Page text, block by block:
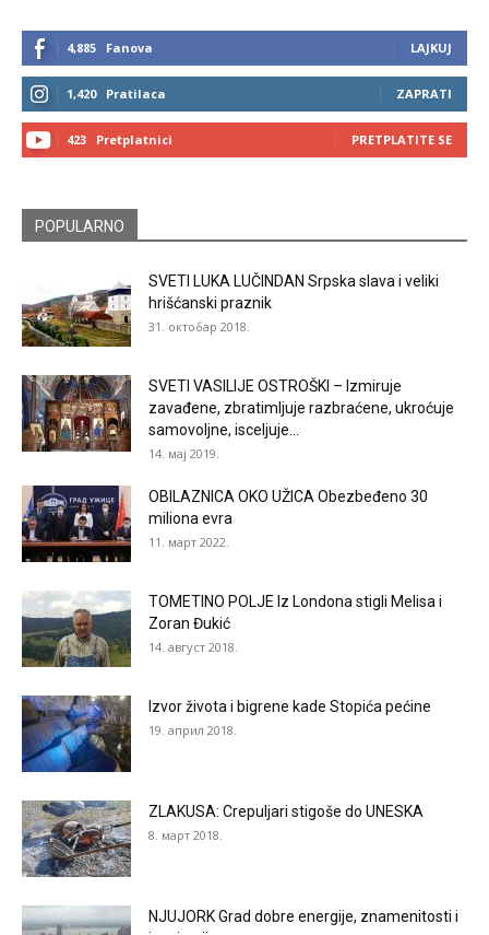
4,885 Fanova LAJKUJ
1,420 Pratilaca ZAPRATI
423 Pretplatnici PRETPLATITE SE
POPULARNO
SVETI LUKA LUČINDAN Srpska slava i veliki
hrišćanski praznik
31. октобар 2018.
SVETI VASILIJE OSTROŠKI – Izmiruje
zavađene, zbratimljuje razbraćene, ukroćuje
samovoljne, isceljuje...
14. мај 2019.
OBILAZNICA OKO UŽICA Obezbeđeno 30
miliona evra
11. март 2022.
TOMETINO POLJE Iz Londona stigli Melisa i
Zoran Đukić
14. август 2018.
Izvor života i bigrene kade Stopića pećine
19. април 2018.
ZLAKUSA: Crepuljari stigoše do UNESKA
8. март 2018.
NJUJORK Grad dobre energije, znamenitosti i